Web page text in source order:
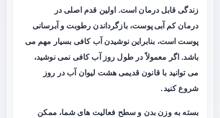
زندگی قابل درمان است. اولین قدم اصلی در
درمانکم آبی پوست، بازگرداندن رطوبت و آبرسانی
پوست است، بنابراین نوشیدن آب کافی بسیار مهم می
باشد. اگر معمولاً در طول روز آب کافی نمی‌ نوشید،
می‌ توانید با قانون قدیمی هشت لیوان آب در روز
شروع کنید.
بسته به وزن بدن و سطح فعالیت‌ های شما، ممکن